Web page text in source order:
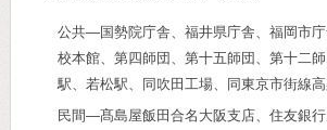
公共―国勢院庁舎、福井県庁舎、福岡市
校本館、第四師団、第十五師団、第十二
駅、若松駅、同吹田工場、同東京市街線
民間―髙島屋飯田合名大阪支店、住友銀